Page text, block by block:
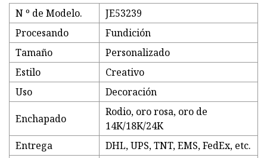
N º de Modelo.
JE53239
Procesando
Fundición
Tamaño
Personalizado
Estilo
Creativo
Uso
Decoración
Enchapado
Rodio, oro rosa, oro de
14K/18K/24K
Entrega
DHL, UPS, TNT, EMS, FedEx, etc.